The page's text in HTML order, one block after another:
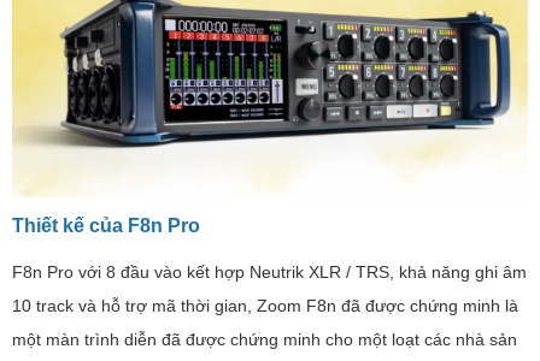
Thiết kế của F8n Pro
F8n Pro với 8 đầu vào kết hợp Neutrik XLR / TRS, khả năng ghi âm
10 track và hỗ trợ mã thời gian, Zoom F8n đã được chứng minh là
một màn trình diễn đã được chứng minh cho một loạt các nhà sản